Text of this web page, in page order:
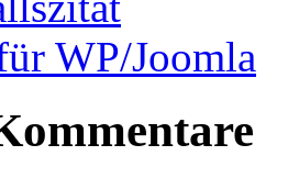
WP/Joomla